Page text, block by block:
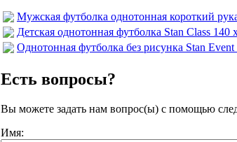
Мужская футболка однотонная короткий
Детская однотонная футболка Stan Class 140
Однотонная футболка без рисунка Stan
Есть вопросы?
Вы можете задать нам вопрос(ы) с помощью
Имя: